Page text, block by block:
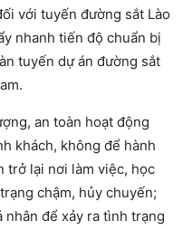
với tuyến đường sắt Lào
nhanh tiến độ chuẩn bị
tuyến dự án đường sắt
an toàn hoạt động
khách, không để hành
trở lại nơi làm việc, học
chậm, hủy chuyến;
để xảy ra tình trạng